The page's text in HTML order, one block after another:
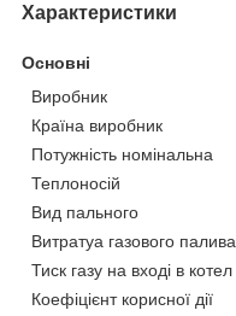
Характеристики
Основні
Виробник
Країна виробник
Потужність номінальна
Теплоносій
Вид пального
Витратуа газового палива
Тиск газу на вході в котел
Коефіцієнт корисної дії